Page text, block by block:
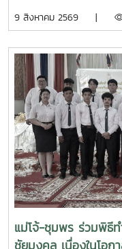
ตะวันออก สาธารณรัฐอิน
ชุมพร ซึ่งทั้งสองสถาบั
วิชาการ
มาอย่างต่อเนื่องในกา
ศาสตราจารย์ ดร.ชุมพ
พัฒนาทรัพยากรมนุษย์ อ
นักศึกษาให้การต้อนรับ
เห็นเกี่ยวกับแนวทางกา
อนาคต เพื่อยกระดับกา
เครือข่ายระดับนานาชาติ
อินโดนีเซียโอกาสดังก
พร้อมเน้นย้ำถึงความสำ
ระหว่างสถาบันอุดมศึกษา
9 สิงหาคม 2569 |
แม่โจ้-ชุมพร ร่วมพิธี